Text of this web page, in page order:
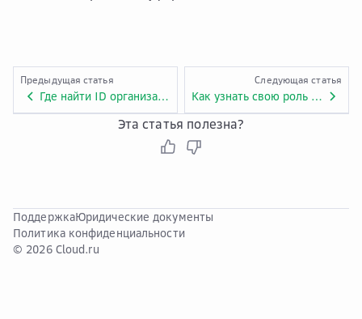
Предыдущая статья
Где найти ID организации?
Следующая статья
Как узнать свою роль в личном кабинете?
Эта статья полезна?
ПоддержкаЮридические документы
Политика конфиденциальности
© 2026 Cloud.ru